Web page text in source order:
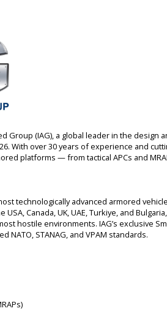
Group (IAG), a global leader in the design
With over 30 years of experience and
platforms — from tactical APCs and
technologically advanced armored
Canada, UK, UAE, Turkiye, and
hostile environments. IAG’s exclusive
NATO, STANAG, and VPAM standards.